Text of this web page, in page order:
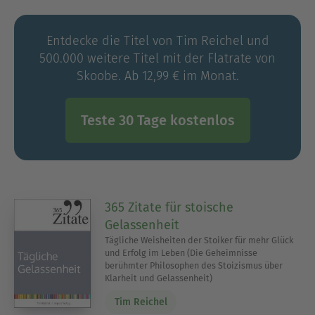
Seminare, führe Trainings durch und halte
Vorträge. Hier findest du ein paar Infos zu mir,
damit du weißt, mit wem du es zu tun hast.
Dr. Tim Reichel, Jahrgang 1988, ist Autor,
Wissenschaftler und Unternehmer. Nach dem
Promotion an der Uni geblieben. Dort betreut er
seitdem industrienahe Forschungsprojekte und
beschäftigt sich mit den Themen Nachhaltigkeit
und Ressourceneffizienz. Seine Doktorprüfung
(über nachhaltige Stahlerzeugung) an der
schloss er im September 2018 ab.
Entdecke die Titel von Tim Reichel und
500.000 weitere Titel mit der Flatrate von
Skoobe. Ab 12,99 € im Monat.
Teste 30 Tage kostenlos
365 Zitate für stoische
Gelassenheit
Tägliche Weisheiten der Stoiker für mehr Glück
und Erfolg im Leben (Die Geheimnisse
berühmter Philosophen des Stoizismus über
Klarheit und Gelassenheit)
Tim Reichel